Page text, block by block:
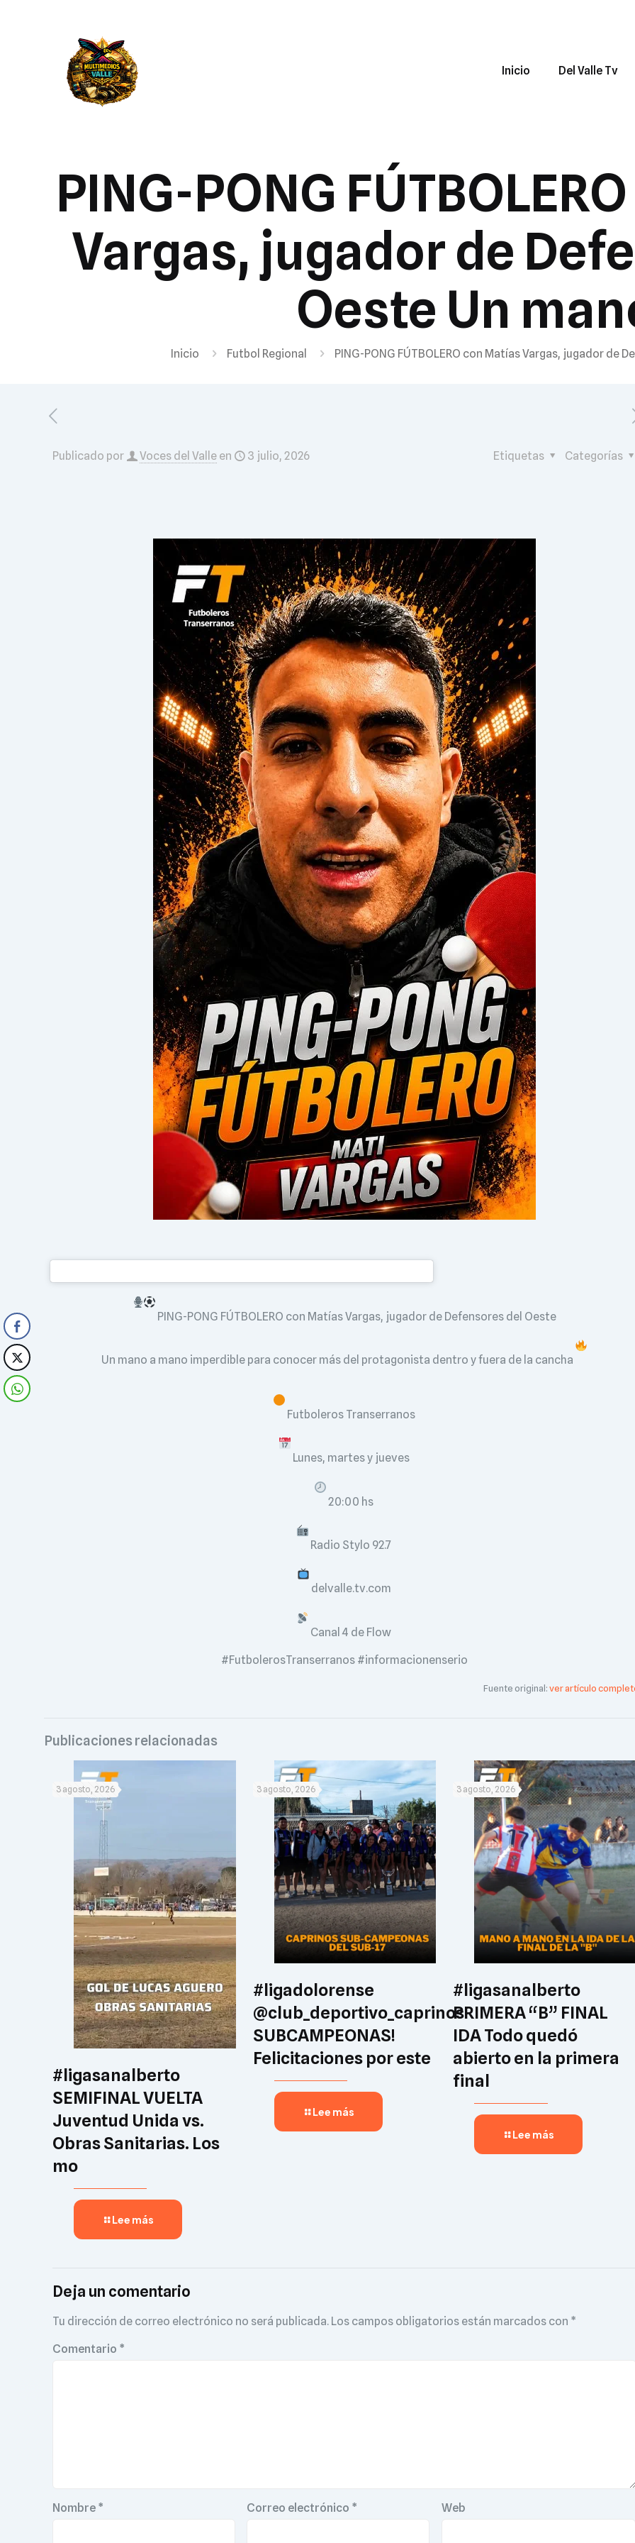
Inicio Del Valle Tv
PING-PONG
Vargas, jugador de
Oeste Un
Inicio Futbol Regional PING-PONG FÚTBOLERO con Matías Vargas, jugador de
Publicado por Voces del Valle en 3 julio, 2026 Categorías
Etiquetas
PING-PONG FÚTBOLERO con Matías Vargas, jugador de Defensores del Oeste
Un mano a mano imperdible para conocer más del protagonista dentro y fuera de la cancha
Futboleros Transerranos
Lunes, martes y jueves
20:00 hs
Radio Stylo 92.7
delvalle.tv.com
Canal 4 de Flow
#FutbolerosTranserranos #informacionenserio
Fuente original:ver artículo
Publicaciones relacionadas
3 agosto, 2026
#ligasanalberto
SEMIFINAL VUELTA
Juventud Unida vs.
Obras Sanitarias. Los
mo
Lee más
3 agosto, 2026
#ligadolorense
@club_deportivo_caprinos
SUBCAMPEONAS!
Felicitaciones por este
Lee más
3 agosto, 2026
#ligasanalberto
PRIMERA “B” FINAL
IDA Todo quedó
abierto en la primera
final
Lee más
Deja un comentario
Tu dirección de correo electrónico no será publicada. Los campos obligatorios están marcados con *
Comentario *
Nombre * Correo electrónico * Web